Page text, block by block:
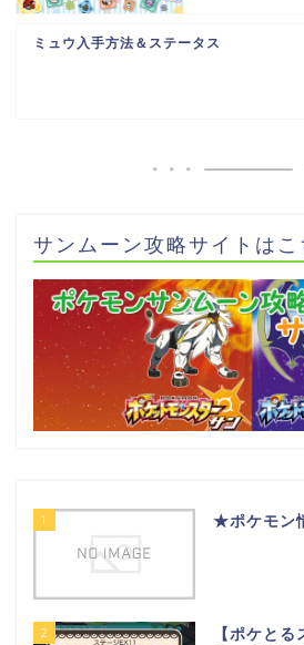
ミュウ入手方法＆ステータス
サンムーン攻略サイトはこ
1 ★ポケモン
2
【ポケと